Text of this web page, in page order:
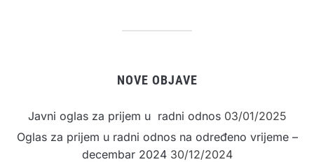
NOVE OBJAVE
Javni oglas za prijem u radni odnos 03/01/2025
Oglas za prijem u radni odnos na određeno vrijeme –
decembar 2024 30/12/2024